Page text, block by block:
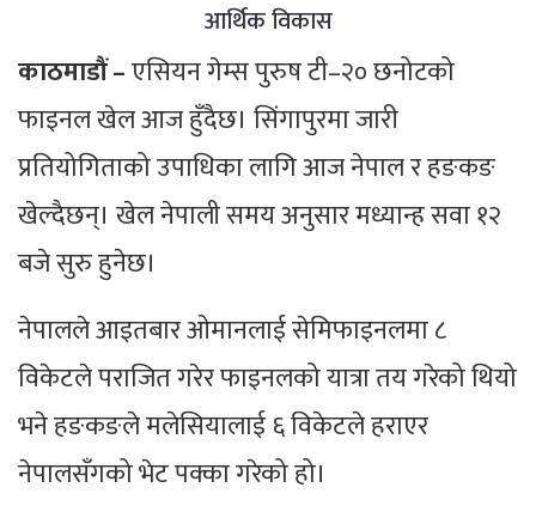
आर्थिक विकास
काठमाडौं –एसियन गेम्स पुरुष टी–२० छनोटको
फाइनल खेल आज हुँदैछ। सिंगापुरमा जारी
प्रतियोगिताको उपाधिका लागि आज नेपाल र हङकङ
खेल्दैछन्। खेल नेपाली समय अनुसार मध्यान्ह सवा १२
बजे सुरु हुनेछ।
नेपालले आइतबार ओमानलाई सेमिफाइनलमा ८
विकेटले पराजित गरेर फाइनलको यात्रा तय गरेको थियो
भने हङकङले मलेसियालाई ६ विकेटले हराएर
नेपालसँगको भेट पक्का गरेको हो।